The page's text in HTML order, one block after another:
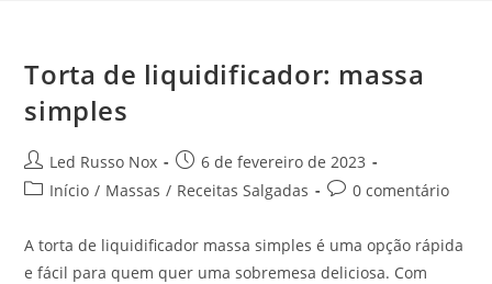
Torta de liquidificador: massa
simples
Led Russo Nox
6 de fevereiro de 2023
Início / Massas / Receitas Salgadas 0 comentário
A torta de liquidificador massa simples é uma opção rápida
e fácil para quem quer uma sobremesa deliciosa. Com